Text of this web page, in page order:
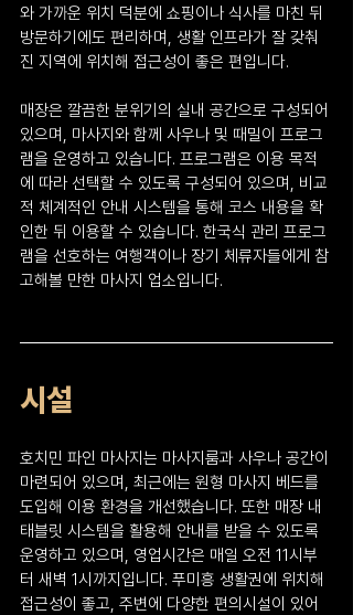
와 가까운 위치 덕분에 쇼핑이나 식사를 마친 뒤
방문하기에도 편리하며, 생활 인프라가 잘 갖춰
진 지역에 위치해 접근성이 좋은 편입니다.
매장은 깔끔한 분위기의 실내 공간으로 구성되어
있으며, 마사지와 함께 사우나 및 때밀이 프로그
램을 운영하고 있습니다. 프로그램은 이용 목적
에 따라 선택할 수 있도록 구성되어 있으며, 비교
적 체계적인 안내 시스템을 통해 코스 내용을 확
인한 뒤 이용할 수 있습니다. 한국식 관리 프로그
램을 선호하는 여행객이나 장기 체류자들에게 참
고해볼 만한 마사지 업소입니다.
시설
호치민 파인 마사지는 마사지룸과 사우나 공간이
마련되어 있으며, 최근에는 원형 마사지 베드를
도입해 이용 환경을 개선했습니다. 또한 매장 내
태블릿 시스템을 활용해 안내를 받을 수 있도록
운영하고 있으며, 영업시간은 매일 오전 11시부
터 새벽 1시까지입니다. 푸미흥 생활권에 위치해
접근성이 좋고, 주변에 다양한 편의시설이 있어